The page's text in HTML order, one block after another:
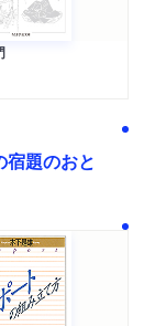
宿題のおと